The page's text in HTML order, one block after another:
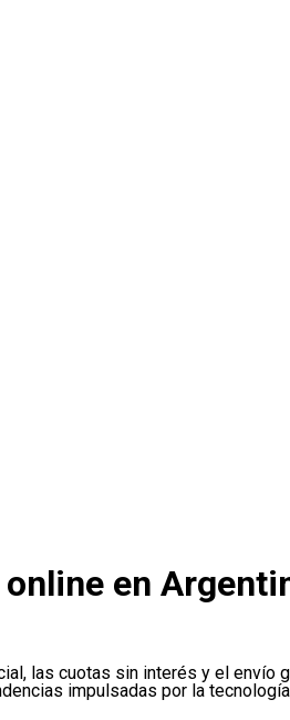
en
las cuotas sin interés y el envío
impulsadas por la